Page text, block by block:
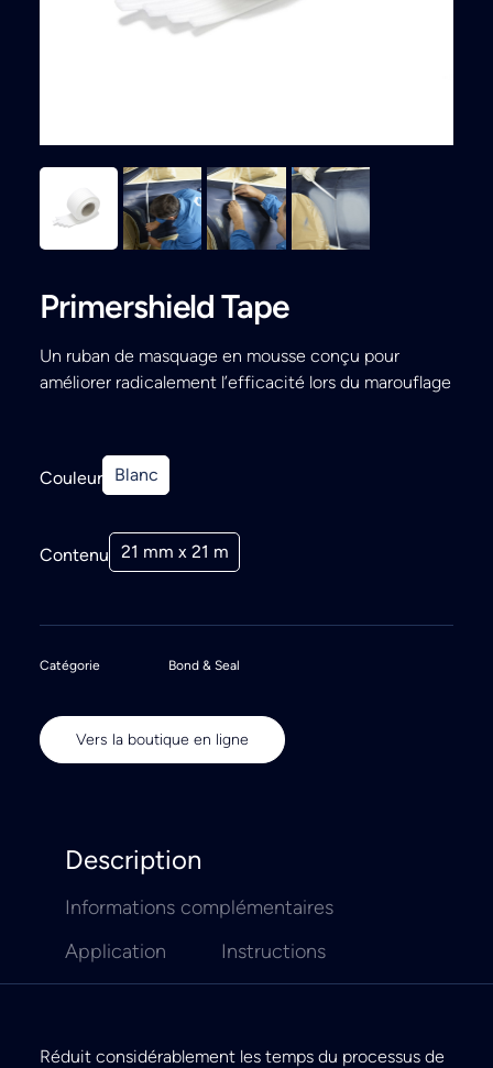
Primershield Tape
Un ruban de masquage en mousse conçu pour
améliorer radicalement l’efficacité lors du marouflage
Couleur Blanc
Contenu 21 mm x 21 m
Catégorie Bond & Seal
Vers la boutique en ligne
Description
Informations complémentaires
Application
Instructions
Réduit considérablement les temps du processus de